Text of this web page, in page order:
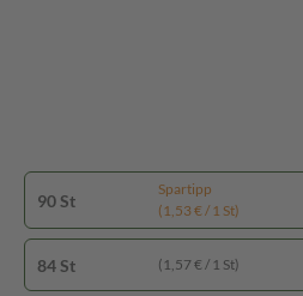
90 St
Spartipp
(1,53 € / 1 St)
84 St (1,57 € / 1 St)